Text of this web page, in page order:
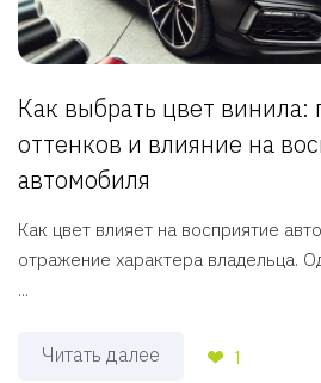
Как выбрать цвет винила:
оттенков и влияние на
автомобиля
Как цвет влияет на восприятие
отражение характера владельца.
...
Читать далее 1